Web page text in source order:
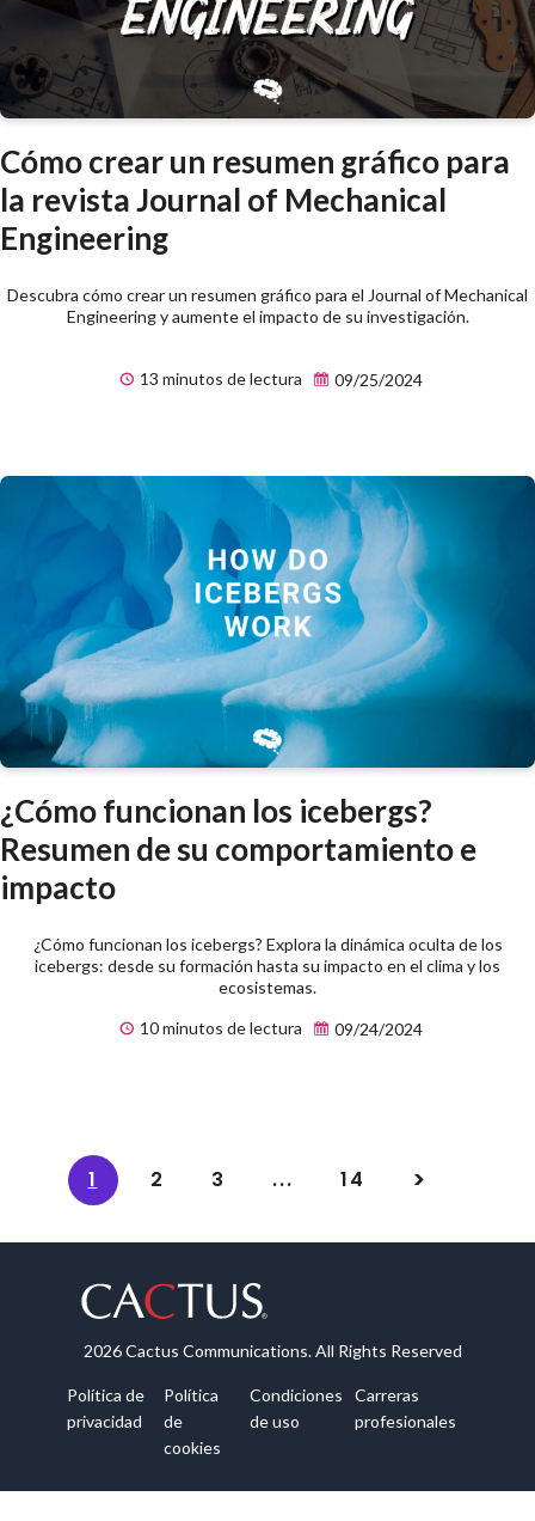
Cómo crear un resumen gráfico para
la revista Journal of Mechanical
Engineering
Descubra cómo crear un resumen gráfico para el Journal of Mechanical
Engineering y aumente el impacto de su investigación.
13 minutos de lectura 09/25/2024
¿Cómo funcionan los icebergs?
Resumen de su comportamiento e
impacto
¿Cómo funcionan los icebergs? Explora la dinámica oculta de los
icebergs: desde su formación hasta su impacto en el clima y los
ecosistemas.
10 minutos de lectura
09/24/2024
1 2 3 ... 14
2026 Cactus Communications. All Rights Reserved
Política de
privacidad
Política
de
cookies
Condiciones
de uso
Carreras
profesionales